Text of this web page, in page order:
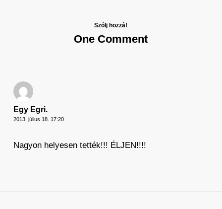
Szólj hozzá!
One Comment
Egy Egri.
2013. július 18. 17:20
Nagyon helyesen tették!!! ÉLJEN!!!!